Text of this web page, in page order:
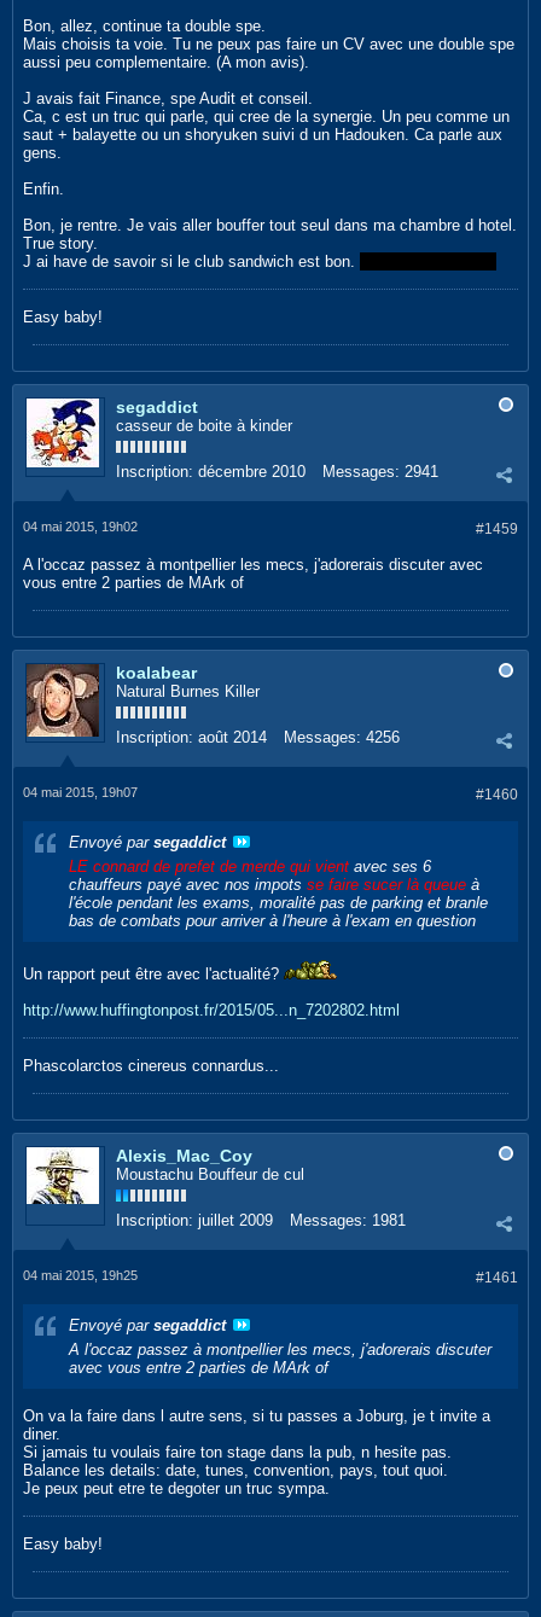
Bon, allez, continue ta double spe.
Mais choisis ta voie. Tu ne peux pas faire un CV avec une double spe
aussi peu complementaire. (A mon avis).
J avais fait Finance, spe Audit et conseil.
Ca, c est un truc qui parle, qui cree de la synergie. Un peu comme un
saut + balayette ou un shoryuken suivi d un Hadouken. Ca parle aux
gens.
Enfin.
Bon, je rentre. Je vais aller bouffer tout seul dans ma chambre d hotel.
True story.
J ai have de savoir si le club sandwich est bon.
Easy baby!
segaddict
casseur de boite à kinder
Inscription: décembre 2010 Messages: 2941
#1459
04 mai 2015, 19h02
A l'occaz passez à montpellier les mecs, j'adorerais discuter avec
vous entre 2 parties de MArk of
koalabear
Natural Burnes Killer
Inscription: août 2014 Messages: 4256
#1460
04 mai 2015, 19h07
Envoyé par segaddict
LE connard de prefet de merde qui vient avec ses 6
chauffeurs payé avec nos impots se faire sucer là queue à
l'école pendant les exams, moralité pas de parking et branle
bas de combats pour arriver à l'heure à l'exam en question
Un rapport peut être avec l'actualité?
http://www.huffingtonpost.fr/2015/05...n_7202802.html
Phascolarctos cinereus connardus...
Alexis_Mac_Coy
Moustachu Bouffeur de cul
Inscription: juillet 2009 Messages: 1981
#1461
04 mai 2015, 19h25
Envoyé par segaddict
A l'occaz passez à montpellier les mecs, j'adorerais discuter
avec vous entre 2 parties de MArk of
On va la faire dans l autre sens, si tu passes a Joburg, je t invite a
diner.
Si jamais tu voulais faire ton stage dans la pub, n hesite pas.
Balance les details: date, tunes, convention, pays, tout quoi.
Je peux peut etre te degoter un truc sympa.
Easy baby!